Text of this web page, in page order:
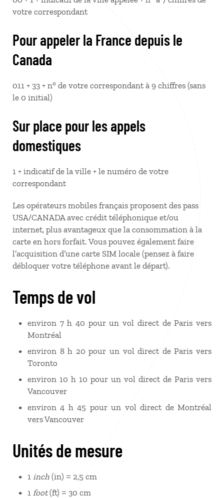
votre correspondant
Pour appeler la France depuis le
Canada
011 + 33 + n° de votre correspondant à 9 chiffres (sans
le 0 initial)
Sur place pour les appels
domestiques
1 + indicatif de la ville + le numéro de votre
correspondant
Les opérateurs mobiles français proposent des pass
USA/CANADA avec crédit téléphonique et/ou
internet, plus avantageux que la consommation à la
carte en hors forfait. Vous pouvez également faire
l’acquisition d’une carte SIM locale (pensez à faire
débloquer votre téléphone avant le départ).
Temps de vol
environ 7 h 40 pour un vol direct de Paris vers
Montréal
environ 8 h 20 pour un vol direct de Paris vers
Toronto
environ 10 h 10 pour un vol direct de Paris vers
Vancouver
environ 4 h 45 pour un vol direct de Montréal
vers Vancouver
Unités de mesure
1 inch (in) = 2,5 cm
1 foot(ft) = 30 cm